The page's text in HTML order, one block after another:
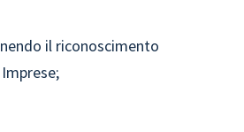
il riconoscimento